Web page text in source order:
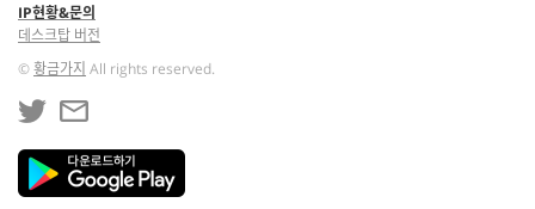
IP현황&문의
데스크탑 버전
©황금가지 All rights reserved.